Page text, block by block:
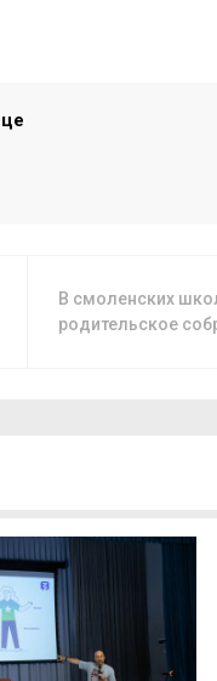
В смоленских
родительское